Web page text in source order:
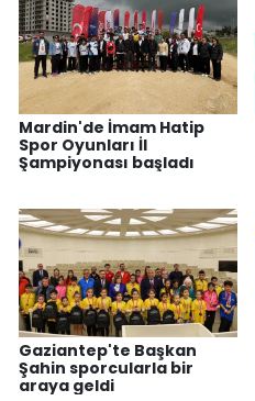
Mardin'de İmam Hatip
Spor Oyunları İl
Şampiyonası başladı
Gaziantep'te Başkan
Şahin sporcularla bir
araya geldi